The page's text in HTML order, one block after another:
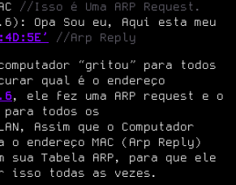
//Isso é Uma ARP Request.
Opa Sou eu, Aqui esta meu
//Arp Reply
computador “gritou” para todos
qual é o endereço
, ele fez uma ARP request e o
para todos os
Assim que o Computador
endereço MAC (Arp Reply)
sua Tabela ARP, para que ele
isso todas as vezes.